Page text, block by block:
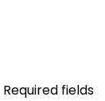
Required fields